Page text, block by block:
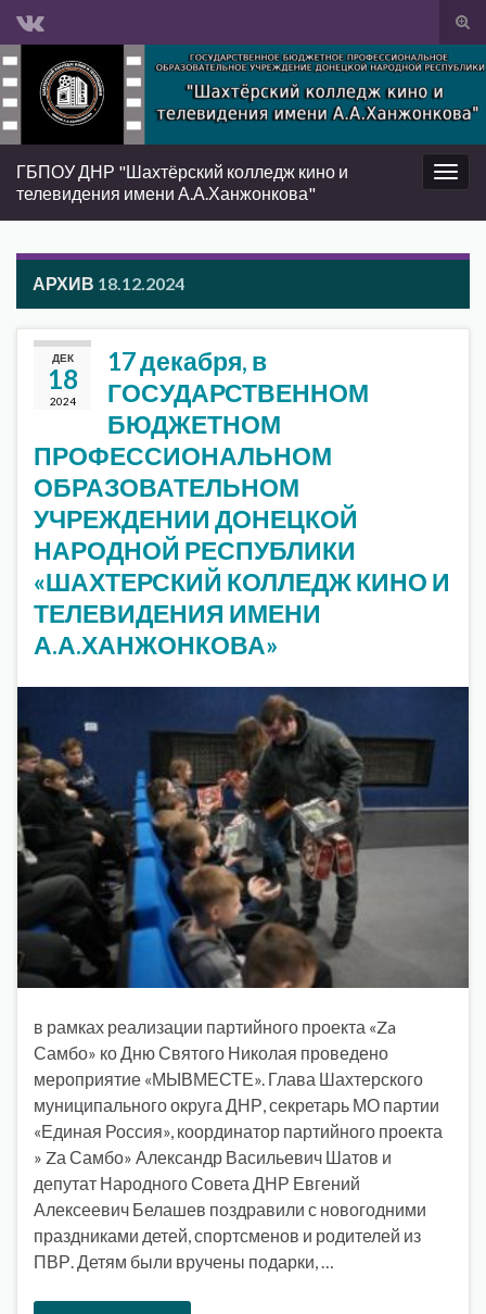
Вкл/
Search for:
Вкл/
ГБПОУ ДНР "Шахтёрский колледж кино и
телевидения имени А.А.Ханжонкова"
АРХИВ 18.12.2024
ДЕК
18
2024
17 декабря, в
ГОСУДАРСТВЕННОМ
БЮДЖЕТНОМ
ПРОФЕССИОНАЛЬНОМ
ОБРАЗОВАТЕЛЬНОМ
УЧРЕЖДЕНИИ ДОНЕЦКОЙ
НАРОДНОЙ РЕСПУБЛИКИ
«ШАХТЕРСКИЙ КОЛЛЕДЖ КИНО И
ТЕЛЕВИДЕНИЯ ИМЕНИ
А.А.ХАНЖОНКОВА»
в рамках реализации партийного проекта «Za
Самбо» ко Дню Святого Николая проведено
мероприятие «МЫВМЕСТЕ». Глава Шахтерского
муниципального округа ДНР, секретарь МО партии
«Единая Россия», координатор партийного проекта
» Zа Самбо» Александр Васильевич Шатов и
депутат Народного Совета ДНР Евгений
Алексеевич Белашев поздравили с новогодними
праздниками детей, спортсменов и родителей из
ПВР. Детям были вручены подарки, …